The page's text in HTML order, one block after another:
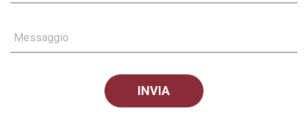
Messaggio